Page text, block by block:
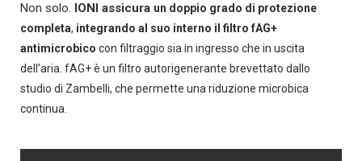
Non solo. IONI assicura un doppio grado di protezione
completa, integrando al suo interno il filtro fAG+
antimicrobico con filtraggio sia in ingresso che in uscita
dell’aria. fAG+ è un filtro autorigenerante brevettato dallo
studio di Zambelli, che permette una riduzione microbica
continua.